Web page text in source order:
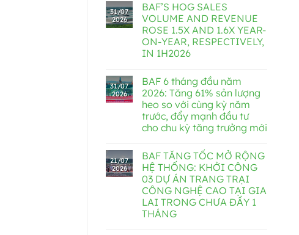
31/07
2026
BAF’S HOG SALES
VOLUME AND REVENUE
ROSE 1.5X AND 1.6X YEAR-
ON-YEAR, RESPECTIVELY,
IN 1H2026
31/07
2026
BAF 6 tháng đầu năm
2026: Tăng 61% sản lượng
heo so với cùng kỳ năm
trước, đẩy mạnh đầu tư
cho chu kỳ tăng trưởng mới
21/07
2026
BAF TĂNG TỐC MỞ RỘNG
HỆ THỐNG: KHỞI CÔNG
03 DỰ ÁN TRANG TRẠI
CÔNG NGHỆ CAO TẠI GIA
LAI TRONG CHƯA ĐẦY 1
THÁNG